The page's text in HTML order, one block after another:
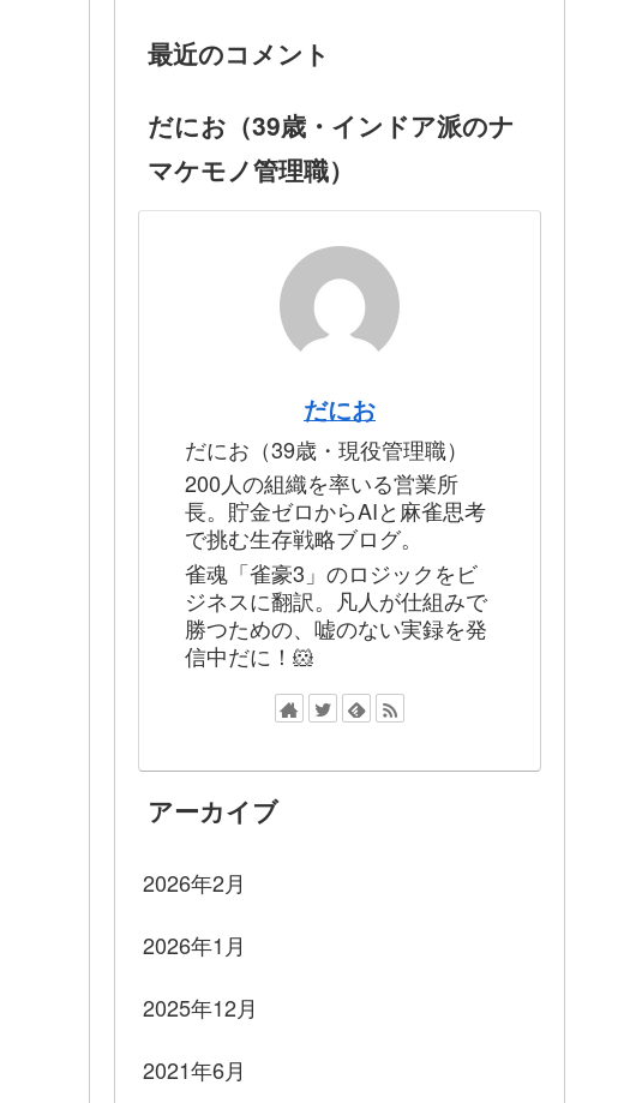
最近のコメント
だにお（39歳・インドア派のナ
マケモノ管理職）
だにお
だにお（39歳・現役管理職）
200人の組織を率いる営業所
長。貯金ゼロからAIと麻雀思考
で挑む生存戦略ブログ。
雀魂「雀豪3」のロジックをビ
ジネスに翻訳。凡人が仕組みで
勝つための、嘘のない実録を発
信中だに！🐹
アーカイブ
2026年2月
2026年1月
2025年12月
2021年6月